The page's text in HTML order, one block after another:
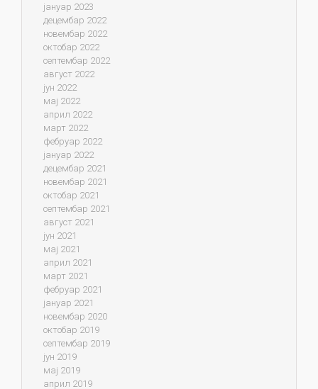
јануар 2023
децембар 2022
новембар 2022
октобар 2022
септембар 2022
август 2022
јун 2022
мај 2022
април 2022
март 2022
фебруар 2022
јануар 2022
децембар 2021
новембар 2021
октобар 2021
септембар 2021
август 2021
јун 2021
мај 2021
април 2021
март 2021
фебруар 2021
јануар 2021
новембар 2020
октобар 2019
септембар 2019
јун 2019
мај 2019
април 2019